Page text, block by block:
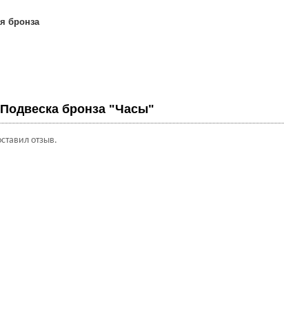
бронза
Подвеска бронза "Часы"
отзыв.